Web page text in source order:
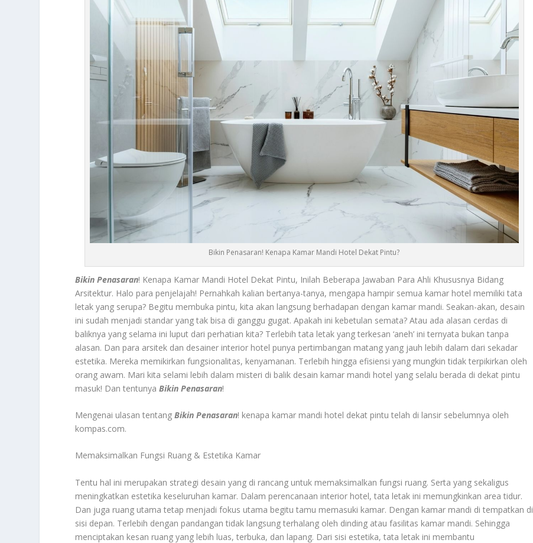
Bikin Penasaran! Kenapa Kamar Mandi Hotel Dekat Pintu?
Bikin Penasaran! Kenapa Kamar Mandi Hotel Dekat Pintu, Inilah Beberapa Jawaban Para Ahli Khususnya Bidang
Arsitektur. Halo para penjelajah! Pernahkah kalian bertanya-tanya, mengapa hampir semua kamar hotel memiliki tata
letak yang serupa? Begitu membuka pintu, kita akan langsung berhadapan dengan kamar mandi. Seakan-akan, desain
ini sudah menjadi standar yang tak bisa di ganggu gugat. Apakah ini kebetulan semata? Atau ada alasan cerdas di
baliknya yang selama ini luput dari perhatian kita? Terlebih tata letak yang terkesan ‘aneh’ ini ternyata bukan tanpa
alasan. Dan para arsitek dan desainer interior hotel punya pertimbangan matang yang jauh lebih dalam dari sekadar
estetika. Mereka memikirkan fungsionalitas, kenyamanan. Terlebih hingga efisiensi yang mungkin tidak terpikirkan oleh
orang awam. Mari kita selami lebih dalam misteri di balik desain kamar mandi hotel yang selalu berada di dekat pintu
masuk! Dan tentunyaBikin Penasaran!
Mengenai ulasan tentangBikin Penasaran! kenapa kamar mandi hotel dekat pintu telah di lansir sebelumnya oleh
kompas.com.
Memaksimalkan Fungsi Ruang & Estetika Kamar
Tentu hal ini merupakan strategi desain yang di rancang untuk memaksimalkan fungsi ruang. Serta yang sekaligus
meningkatkan estetika keseluruhan kamar. Dalam perencanaan interior hotel, tata letak ini memungkinkan area tidur.
Dan juga ruang utama tetap menjadi fokus utama begitu tamu memasuki kamar. Dengan kamar mandi di tempatkan di
sisi depan. Terlebih dengan pandangan tidak langsung terhalang oleh dinding atau fasilitas kamar mandi. Sehingga
menciptakan kesan ruang yang lebih luas, terbuka, dan lapang. Dari sisi estetika, tata letak ini membantu